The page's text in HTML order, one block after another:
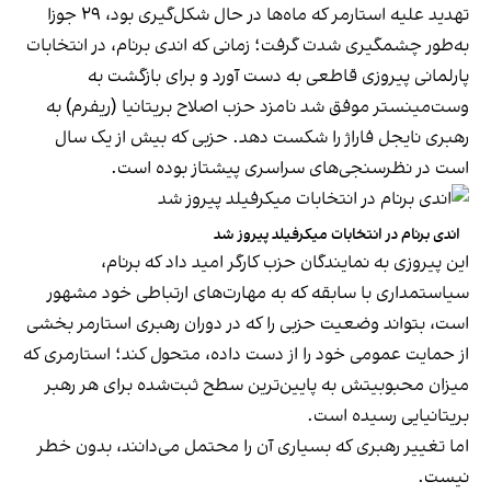
تهدید علیه استارمر که ماه‌ها در حال شکل‌گیری بود، ۲۹ جوزا
به‌طور چشمگیری شدت گرفت؛ زمانی که اندی برنام، در انتخابات
پارلمانی پیروزی قاطعی به دست آورد و برای بازگشت به
وست‌مینستر موفق شد نامزد حزب اصلاح بریتانیا (ریفرم) به
رهبری نایجل فاراژ را شکست دهد. حزبی که بیش از یک سال
است در نظرسنجی‌های سراسری پیشتاز بوده است.
اندی برنام در انتخابات میکرفیلد پیروز شد
این پیروزی به نمایندگان حزب کارگر امید داد که برنام،
سیاستمداری با سابقه که به مهارت‌های ارتباطی خود مشهور
است، بتواند وضعیت حزبی را که در دوران رهبری استارمر بخشی
از حمایت عمومی خود را از دست داده، متحول کند؛ استارمری که
میزان محبوبیتش به پایین‌ترین سطح ثبت‌شده برای هر رهبر
بریتانیایی رسیده است.
اما تغییر رهبری که بسیاری آن را محتمل می‌دانند، بدون خطر
نیست.